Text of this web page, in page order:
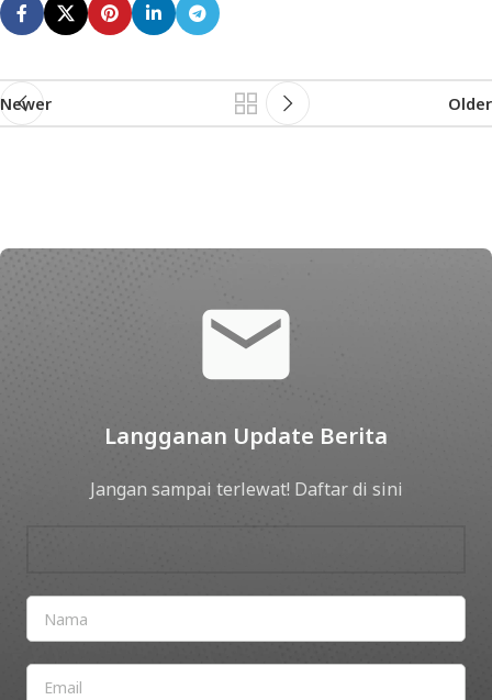
Newer Older
Langganan Update Berita
Jangan sampai terlewat! Daftar di sini